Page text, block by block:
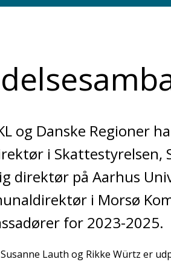
og Danske Regioner
i Skattestyrelsen,
direktør på Aarhus
i Morsø
for 2023-2025.
Lauth og Rikke Würtz er